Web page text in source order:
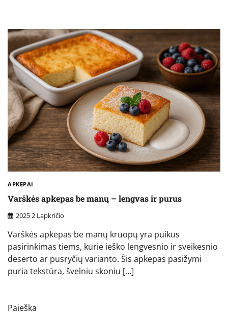
APKEPAI
Varškės apkepas be manų – lengvas ir purus
2025 2 Lapkričio
Varškės apkepas be manų kruopų yra puikus
pasirinkimas tiems, kurie ieško lengvesnio ir sveikesnio
deserto ar pusryčių varianto. Šis apkepas pasižymi
puria tekstūra, švelniu skoniu […]
Paieška